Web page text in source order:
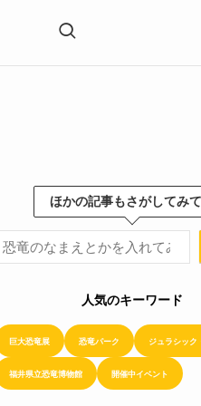
ほかの記事もさがしてみ
ほかの記事もさがしてみてね！
人気のキーワード
巨大恐竜展 恐竜パーク ジュラシック
福井県立恐竜博物館 開催中イベント